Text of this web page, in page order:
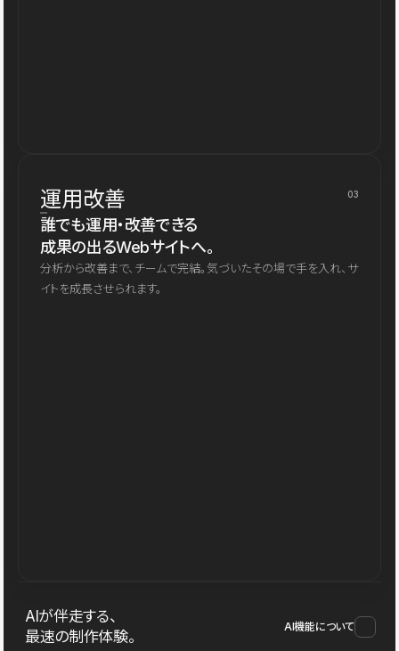
運用改善 03
誰でも運用・改善できる
成果の出るWebサイトへ。
分析から改善まで、チームで完結。気づいたその場で手を入れ、サ
イトを成長させられます。
AIが伴走する、
最速の制作体験。
AI機能について